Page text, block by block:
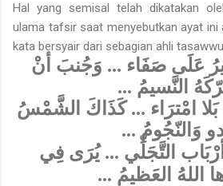
Hal yang semisal telah dikatakan
ulama tafsir saat menyebutkan ayat ini
kata bersyair dari sebagian ahli
عَلَى صَفَاء ... وَجُنبَ أنْ
النَّسيمُ ...
امْترَاء ...كَذَاكَ الشَّمْسُ
وَالنّجُومُ ...
التَّجَلِّي ...يُرَى فِي
اللهُ العَظيمُ ...